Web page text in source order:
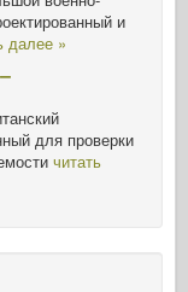
и
далее »
для проверки
читать